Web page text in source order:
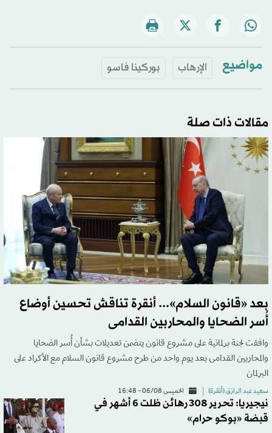
مواضيع الإرهاب بوركينا فاسو
مقالات ذات صلة
بعد «قانون السلام»... أنقرة تناقش تحسين أوضاع
أُسر الضحايا والمحاربين القدامى
وافقت لجنة برلمانية على مشروع قانون يتضمن تعديلات بشأن أُسر الضحايا
والمحاربين القدامى بعد يوم واحد من طرح مشروع قانون السلام مع الأكراد على
البرلمان
سعيد عبد الرازق (أنقرة) الخميس 06/08 - 16:48
نيجيريا: تحرير 308 رهائن ظلت 6 أشهر في
قبضة «بوكو حرام»